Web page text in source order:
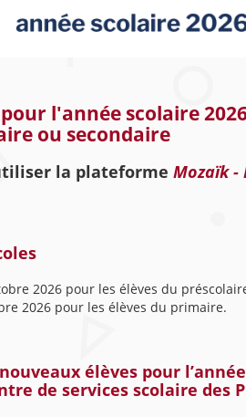
l'année scolaire
ou secondaire
la plateforme Mozaïk -
2026 pour les élèves du
2026 pour les élèves du primaire.
élèves pour l’année
de services scolaire des